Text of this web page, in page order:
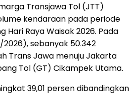
Transjawa Tol (JTT)
kendaraan pada periode
Hari Raya Waisak 2026. Pada
2026), sebanyak 50.342
Trans Jawa menuju Jakarta
Tol (GT) Cikampek Utama.
39,01 persen dibandingkan